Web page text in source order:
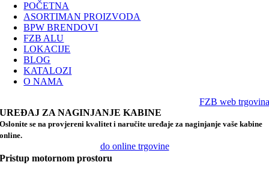
POČETNA
ASORTIMAN PROIZVODA
BPW BRENDOVI
FZB ALU
LOKACIJE
BLOG
KATALOZI
O NAMA
FZB web trgovina
UREĐAJ ZA NAGINJANJE KABINE
Oslonite se na provjereni kvalitet i naručite uređaje za naginjanje vaše kabine
online.
do online trgovine
Pristup motornom prostoru